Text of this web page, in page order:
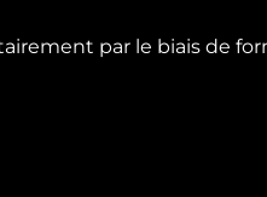
par le biais de